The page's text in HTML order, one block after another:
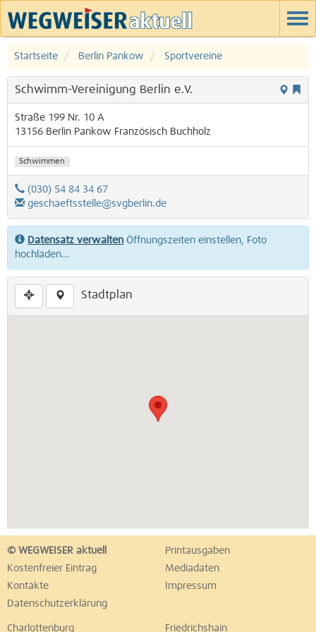
Startseite Berlin Pankow Sportvereine
Schwimm-Vereinigung Berlin e.V.
Straße 199 Nr. 10 A
13156 Berlin Pankow Französisch Buchholz
Schwimmen
(030) 54 84 34 67
geschaeftsstelle@svgberlin.de
Datensatz verwalten Öffnungszeiten einstellen, Foto
hochladen...
Stadtplan
© WEGWEISER aktuell
Printausgaben
Kostenfreier Eintrag
Mediadaten
Kontakte
Impressum
Datenschutzerklärung
Charlottenburg Friedrichshain